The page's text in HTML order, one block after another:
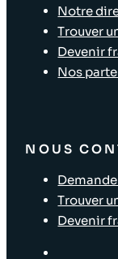
Notre
Trouver
Devenir
Nos
NOUS
Trouver
Devenir